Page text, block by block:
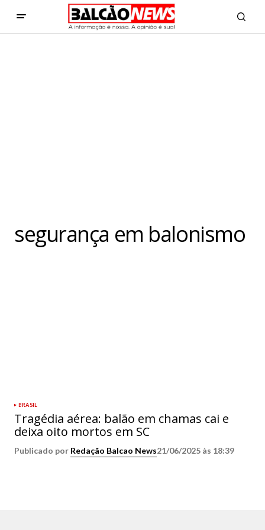
segurança em balonismo
BRASIL
Tragédia aérea: balão em chamas cai e
deixa oito mortos em SC
Publicado por Redação Balcao News21/06/2025 às 18:39